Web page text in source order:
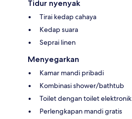
Tidur nyenyak
Tirai kedap cahaya
Kedap suara
Seprai linen
Menyegarkan
Kamar mandi pribadi
Kombinasi shower/bathtub
Toilet dengan toilet elektronik
Perlengkapan mandi gratis